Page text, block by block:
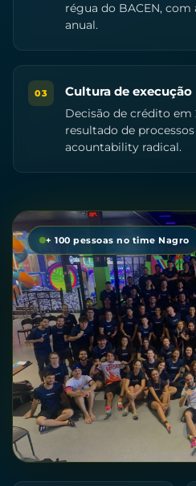
régua do BACEN,
anual.
03 Cultura de execução
Decisão de crédito em
resultado de
acountability radical.
+ 100 pessoas no time Nagro